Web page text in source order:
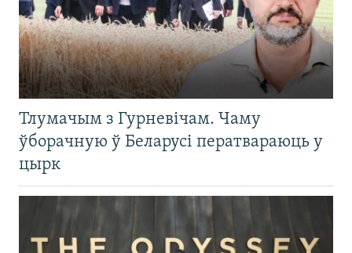
Тлумачым з Гурневічам. Чаму
ўборачную ў Беларусі ператвараюць у
цырк